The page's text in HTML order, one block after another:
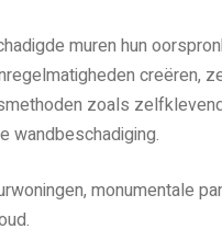
muren hun
creëren,
zoals
wandbeschadiging.
monumentale